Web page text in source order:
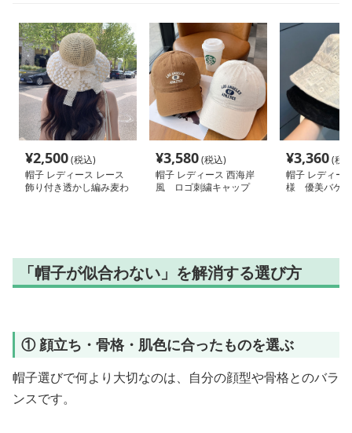
¥2,500(税込)
帽子 レディース レース
飾り付き透かし編み麦わ
¥3,580(税込)
帽子 レディース 西海岸
風 ロゴ刺繍キャップ
¥3,360(税
帽子 レディー
様 優美バケ
「帽子が似合わない」を解消する選び方
① 顔立ち・骨格・肌色に合ったものを選ぶ
帽子選びで何より大切なのは、自分の顔型や骨格とのバラ
ンスです。